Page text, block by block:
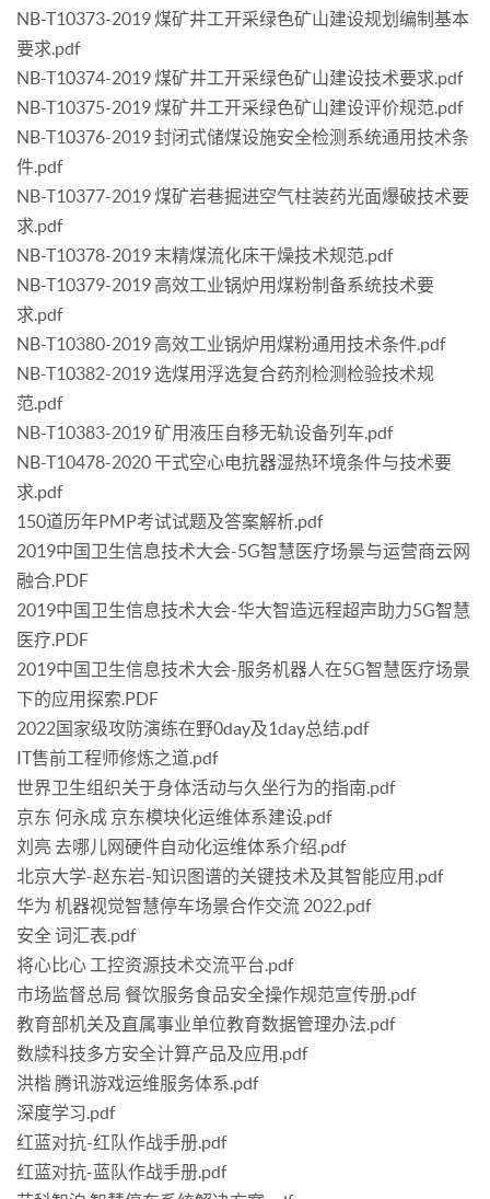
NB-T10373-2019 煤矿井工开采绿色矿山建设规划编制基本
要求.pdf
NB-T10374-2019 煤矿井工开采绿色矿山建设技术要求.pdf
NB-T10375-2019 煤矿井工开采绿色矿山建设评价规范.pdf
NB-T10376-2019 封闭式储煤设施安全检测系统通用技术条
件.pdf
NB-T10377-2019 煤矿岩巷掘进空气柱装药光面爆破技术要
求.pdf
NB-T10378-2019 末精煤流化床干燥技术规范.pdf
NB-T10379-2019 高效工业锅炉用煤粉制备系统技术要
求.pdf
NB-T10380-2019 高效工业锅炉用煤粉通用技术条件.pdf
NB-T10382-2019 选煤用浮选复合药剂检测检验技术规
范.pdf
NB-T10383-2019 矿用液压自移无轨设备列车.pdf
NB-T10478-2020 干式空心电抗器湿热环境条件与技术要
求.pdf
150道历年PMP考试试题及答案解析.pdf
2019中国卫生信息技术大会-5G智慧医疗场景与运营商云网
融合.PDF
2019中国卫生信息技术大会-华大智造远程超声助力5G智慧
医疗.PDF
2019中国卫生信息技术大会-服务机器人在5G智慧医疗场景
下的应用探索.PDF
2022国家级攻防演练在野0day及1day总结.pdf
IT售前工程师修炼之道.pdf
世界卫生组织关于身体活动与久坐行为的指南.pdf
京东 何永成 京东模块化运维体系建设.pdf
刘亮 去哪儿网硬件自动化运维体系介绍.pdf
北京大学-赵东岩-知识图谱的关键技术及其智能应用.pdf
华为 机器视觉智慧停车场景合作交流 2022.pdf
安全 词汇表.pdf
将心比心 工控资源技术交流平台.pdf
市场监督总局 餐饮服务食品安全操作规范宣传册.pdf
教育部机关及直属事业单位教育数据管理办法.pdf
数牍科技多方安全计算产品及应用.pdf
洪楷 腾讯游戏运维服务体系.pdf
深度学习.pdf
红蓝对抗-红队作战手册.pdf
红蓝对抗-蓝队作战手册.pdf